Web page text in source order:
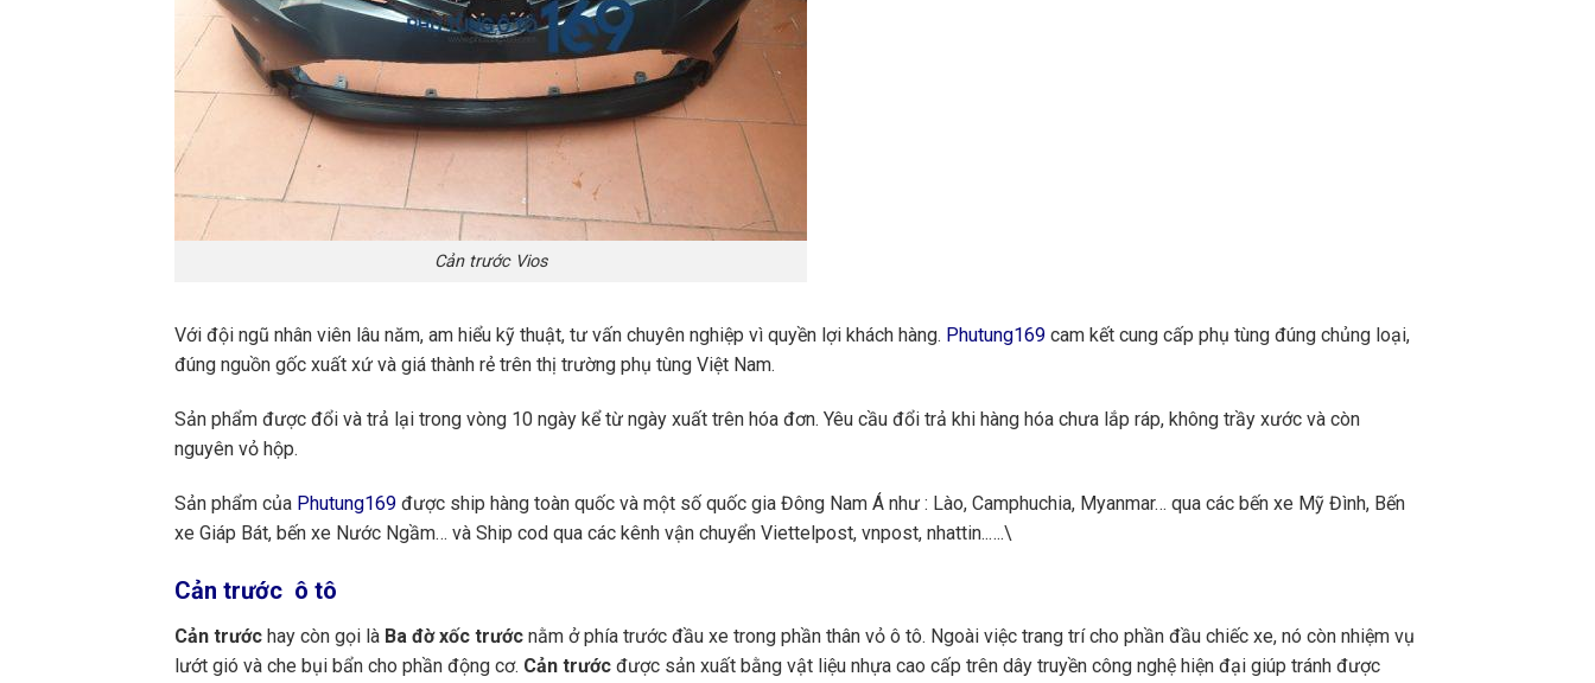
Cản trước Vios
Với đội ngũ nhân viên lâu năm, am hiểu kỹ thuật, tư vấn chuyên nghiệp vì quyền lợi khách hàng. Phutung169 cam kết cung cấp phụ tùng đúng chủng loại,
đúng nguồn gốc xuất xứ và giá thành rẻ trên thị trường phụ tùng Việt Nam.
Sản phẩm được đổi và trả lại trong vòng 10 ngày kể từ ngày xuất trên hóa đơn. Yêu cầu đổi trả khi hàng hóa chưa lắp ráp, không trầy xước và còn
nguyên vỏ hộp.
Sản phẩm của Phutung169 được ship hàng toàn quốc và một số quốc gia Đông Nam Á như : Lào, Camphuchia, Myanmar… qua các bến xe Mỹ Đình, Bến
xe Giáp Bát, bến xe Nước Ngầm… và Ship cod qua các kênh vận chuyển Viettelpost, vnpost, nhattin..….\
Cản trước ô tô
Cản trước hay còn gọi là Ba đờ xốc trước nằm ở phía trước đầu xe trong phần thân vỏ ô tô. Ngoài việc trang trí cho phần đầu chiếc xe, nó còn nhiệm vụ
lướt gió và che bụi bẩn cho phần động cơ. Cản trước được sản xuất bằng vật liệu nhựa cao cấp trên dây truyền công nghệ hiện đại giúp tránh được